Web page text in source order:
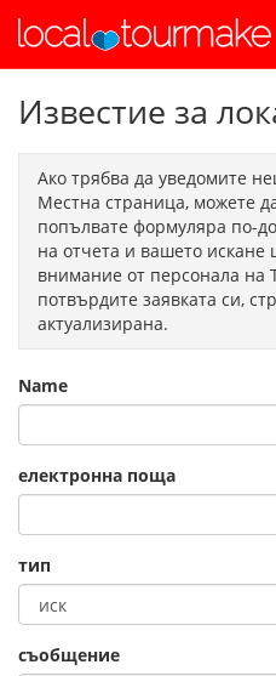
Известие за
Ако трябва да уведомите
Местна страница, можете
попълвате формуляра по-
на отчета и вашето искане
внимание от персонала на
потвърдите заявката си,
актуализирана.
Name
електронна поща
тип
съобщение